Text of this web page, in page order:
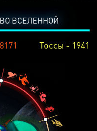
ВСЕЛЕННОЙ
Тоссы - 1941